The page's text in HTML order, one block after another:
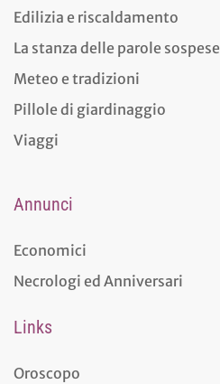
Edilizia e riscaldamento
La stanza delle parole sospese
Meteo e tradizioni
Pillole di giardinaggio
Viaggi
Annunci
Economici
Necrologi ed Anniversari
Links
Oroscopo